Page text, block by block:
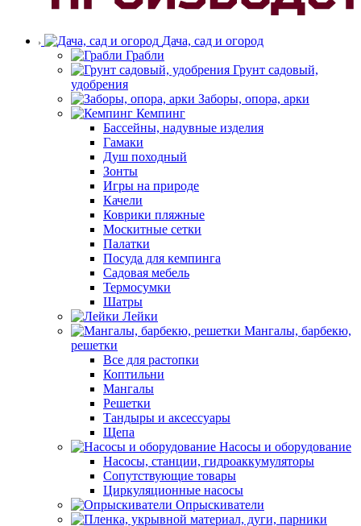
Дача, сад и огород
Грабли
Грунт садовый,
удобрения
Заборы, опора, арки
Кемпинг
Бассейны, надувные изделия
Гамаки
Душ походный
Зонты
Игры на природе
Качели
Коврики пляжные
Москитные сетки
Палатки
Посуда для кемпинга
Садовая мебель
Термосумки
Шатры
Лейки
Мангалы, барбекю,
решетки
Все для растопки
Коптильни
Мангалы
Решетки
Тандыры и аксессуары
Щепа
Насосы и оборудование
Насосы, станции, гидроаккумуляторы
Сопутствующие товары
Циркуляционные насосы
Опрыскиватели